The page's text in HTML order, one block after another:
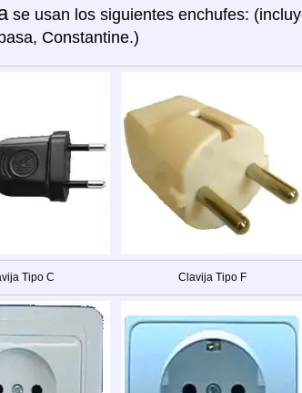
se usan los siguientes enchufes:
Constantine.)
Tipo C Clavija Tipo F